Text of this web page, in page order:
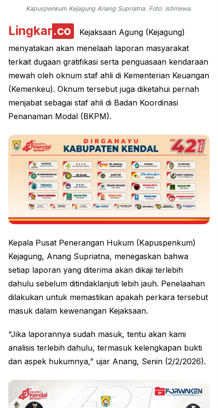
Kapuspenkum Kejagung Anang Supriatna. Foto: Istimewa.
Lingkar.co
Kejaksaan Agung (Kejagung)
menyatakan akan menelaah laporan masyarakat
terkait dugaan gratifikasi serta penguasaan kendaraan
mewah oleh oknum staf ahli di Kementerian Keuangan
(Kemenkeu). Oknum tersebut juga diketahui pernah
menjabat sebagai staf ahli di Badan Koordinasi
Penanaman Modal (BKPM).
Kepala Pusat Penerangan Hukum (Kapuspenkum)
Kejagung, Anang Supriatna, menegaskan bahwa
setiap laporan yang diterima akan dikaji terlebih
dahulu sebelum ditindaklanjuti lebih jauh. Penelaahan
dilakukan untuk memastikan apakah perkara tersebut
masuk dalam kewenangan Kejaksaan.
“Jika laporannya sudah masuk, tentu akan kami
analisis terlebih dahulu, termasuk kelengkapan bukti
dan aspek hukumnya,” ujar Anang, Senin (2/2/2026).